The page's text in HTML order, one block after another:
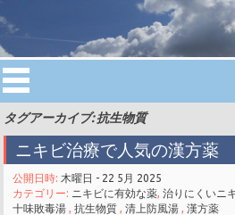
タグアーカイブ: 抗生物質
ニキビ治療で人気の漢方薬
公開日時: 木曜日 - 22 5月 2025
カテゴリー: ニキビに有効な薬,治りにくいニ
十味敗毒湯 ,抗生物質 ,清上防風湯 ,漢方薬